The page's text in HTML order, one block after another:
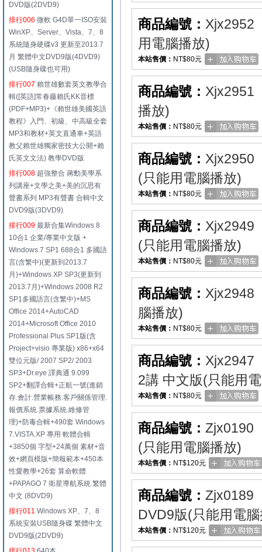
DVD版(2DVD9)
排行006 微軟 G4D單一ISO安裝
WinXP、Server、Vista、7、8
系統隨身硬碟v3 更新至2013.7
月 繁體中文DVD9版(4DVD9)
(USB隨身碟也可用)
排行007 賴世雄數套英文教學合
輯([英語]常春藤賴氏KK音標
(PDF+MP3)+《賴世雄美國英語
教程》入門、初級、中高級全套
MP3和教材+英文直通車+英語
教父賴世雄獨家密技大公開+賴
氏英文文法) 教學DVD版
排行008 超強整合 蔣勳美學系
列講座+文學之美+美的沉思有
聲書系列 MP3有聲書 合輯中文
DVD9版(3DVD9)
排行009 最新合集Windows 8
10合1 企業/專業中文版 +
Windows 7 SP1 688合1 多國語
言(含繁中)(更新到2013.7
月)+Windows XP SP3(更新到
2013.7月)+Windows 2008 R2
SP1多國語言(含繁中)+MS
Office 2014+AutoCAD
2014+Microsoft Office 2010
Professional Plus SP1版(含
Project+visio 專業版) x86+x64
雙位元版/ 2007 SP2/ 2003
SP3+Dr.eye 譯典通 9.099
SP2+翻譯合輯+正航一號(進銷
存.會計.營業帳務.客戶關係管理.
報價系統.票據系統.維修管
理)+防毒合輯+490套 Windows
7.VISTA.XP 專用 軟體合輯
+3850個 字型+24萬個 素材+音
效+網頁模版+簡報範本+450本
性愛教學+26套 算命軟體
+PAPAGO 7 衛星導航系統 繁體
中文 (8DVD9)
排行011 Windows XP、7、8
系統安裝USB隨身碟 繁體中文
DVD9版(2DVD9)
商品編號： Xjx2952
用電腦播放)
本站售價： NT$80元
商品編號： Xjx2951
播放)
本站售價： NT$80元
商品編號： Xjx2950
(只能用電腦播放)
本站售價： NT$80元
商品編號： Xjx2949
(只能用電腦播放)
本站售價： NT$80元
商品編號： Xjx2948
腦播放)
本站售價： NT$80元
商品編號： Xjx2947
2講 中文版(只能用
本站售價： NT$80元
商品編號： Zjx0190
(只能用電腦播放)
本站售價： NT$120元
商品編號： Zjx0189
DVD9版(只能用電
本站售價： NT$120元